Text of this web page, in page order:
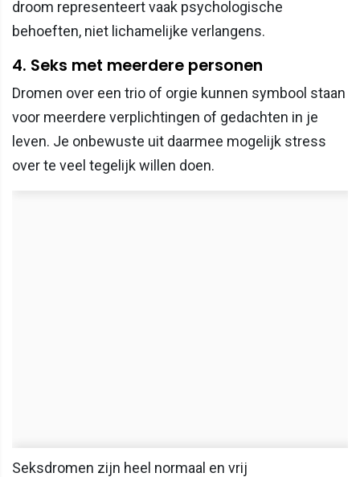
droom representeert vaak psychologische
behoeften, niet lichamelijke verlangens.
4. Seks met meerdere personen
Dromen over een trio of orgie kunnen symbool staan
voor meerdere verplichtingen of gedachten in je
leven. Je onbewuste uit daarmee mogelijk stress
over te veel tegelijk willen doen.
Seksdromen zijn heel normaal en vrij